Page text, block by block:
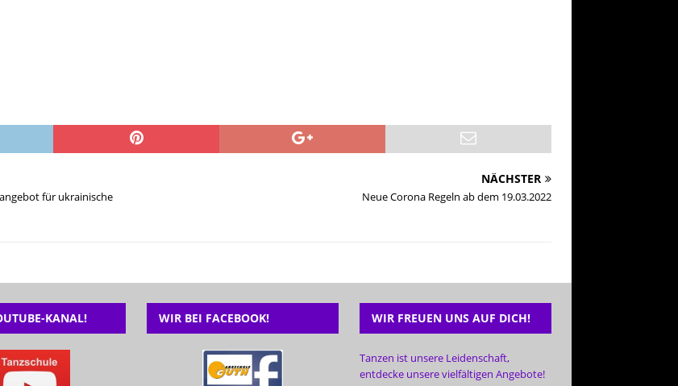
für ukrainische
NÄCHSTER
Neue Corona Regeln ab dem 19.03.2022
KANAL! WIR BEI FACEBOOK! WIR FREUEN UNS AUF DICH!
Tanzen ist unsere Leidenschaft,
entdecke unsere vielfältigen Angebote!